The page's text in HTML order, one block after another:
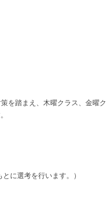
を踏まえ、木曜クラス、金曜ク
に選考を行います。）